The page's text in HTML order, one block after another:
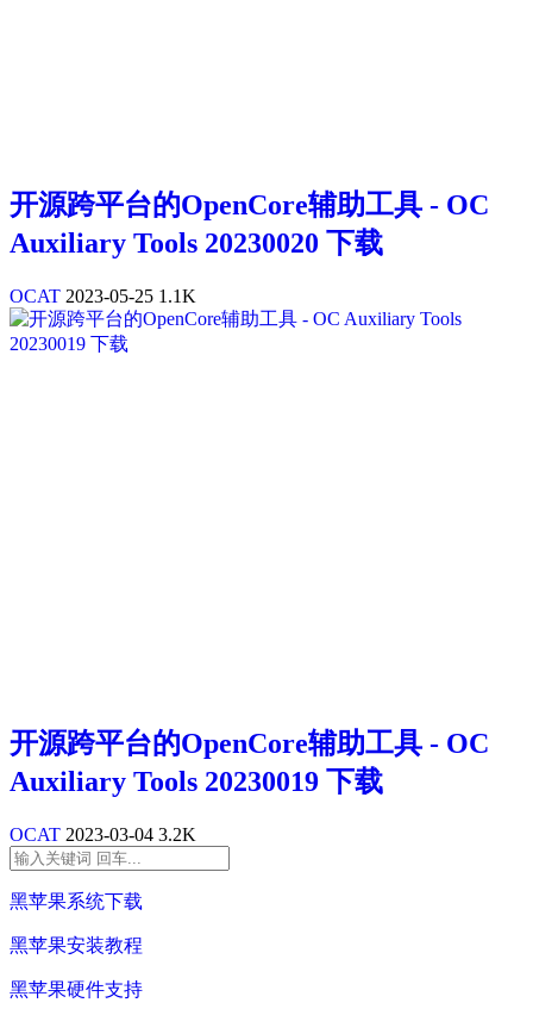
开源跨平台的OpenCore辅助工具 - OC
Auxiliary Tools 20230020 下载
OCAT 2023-05-25 1.1K
开源跨平台的OpenCore辅助工具 - OC
Auxiliary Tools 20230019 下载
OCAT 2023-03-04 3.2K
黑苹果系统下载
黑苹果安装教程
黑苹果硬件支持